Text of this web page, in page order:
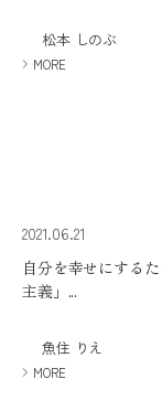
松本 しのぶ
MORE
2021.06.21
自分を幸せにする
主義」...
魚住 りえ
MORE